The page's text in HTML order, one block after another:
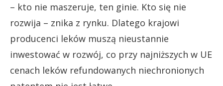
– kto nie maszeruje, ten ginie. Kto się nie
rozwija – znika z rynku. Dlatego krajowi
producenci leków muszą nieustannie
inwestować w rozwój, co przy najniższych w UE
cenach leków refundowanych niechronionych